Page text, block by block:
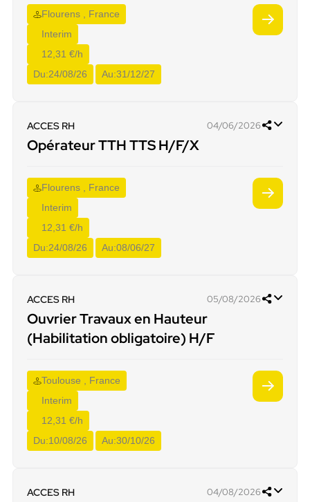
Flourens , France
Interim
12,31 €/h
Du:24/08/26 Au:31/12/27
ACCES RH 04/06/2026
Opérateur TTH TTS H/F/X
Flourens , France
Interim
12,31 €/h
Du:24/08/26 Au:08/06/27
ACCES RH 05/08/2026
Ouvrier Travaux en Hauteur
(Habilitation obligatoire) H/F
Toulouse , France
Interim
12,31 €/h
Du:10/08/26 Au:30/10/26
ACCES RH 04/08/2026